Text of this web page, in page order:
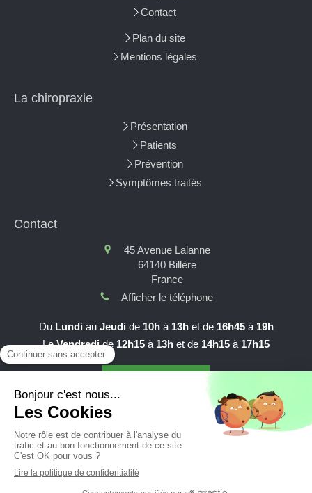
Contact
Plan du site
Mentions légales
La chiropraxie
Présentation
Patients
Prévention
Symptômes traités
Contact
45 Avenue Lalanne
64140 Billère
France
Afficher le téléphone
Du Lundi au Jeudi de 10hà 13het de 16h45à 19h
LeVendredide 12h15 à 13h et de 14h15 à 17h15
Création et référencement du site par Simplébo
Site partenaire deAFC